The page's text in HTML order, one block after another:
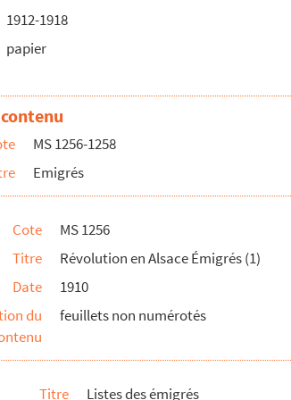
à M. Raymond Guyot
1912-1918
papier
MS 1256-1258
Emigrés
Cote
MS 1256
Titre
Révolution en Alsace Émigrés (1)
Date
1910
du
feuillets non numérotés
Titre Listes des émigrés